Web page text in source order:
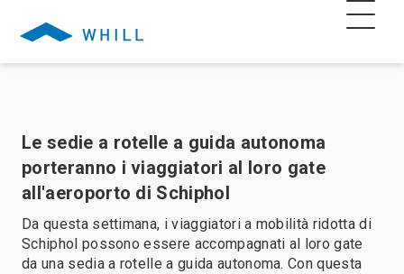
Le sedie a rotelle a guida autonoma
porteranno i viaggiatori al loro gate
all'aeroporto di Schiphol
Da questa settimana, i viaggiatori a mobilità ridotta di
Schiphol possono essere accompagnati al loro gate
da una sedia a rotelle a guida autonoma. Con questa